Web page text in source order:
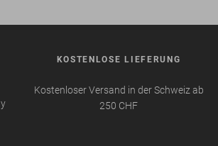
KOSTENLOSE LIEFERUNG
Kostenloser Versand in der Schweiz ab
250 CHF